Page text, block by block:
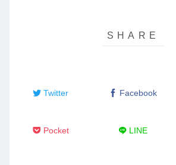
Twitter Facebook
Pocket LINE